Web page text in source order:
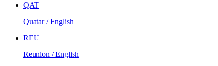
QAT
Quatar / English
REU
Reunion / English